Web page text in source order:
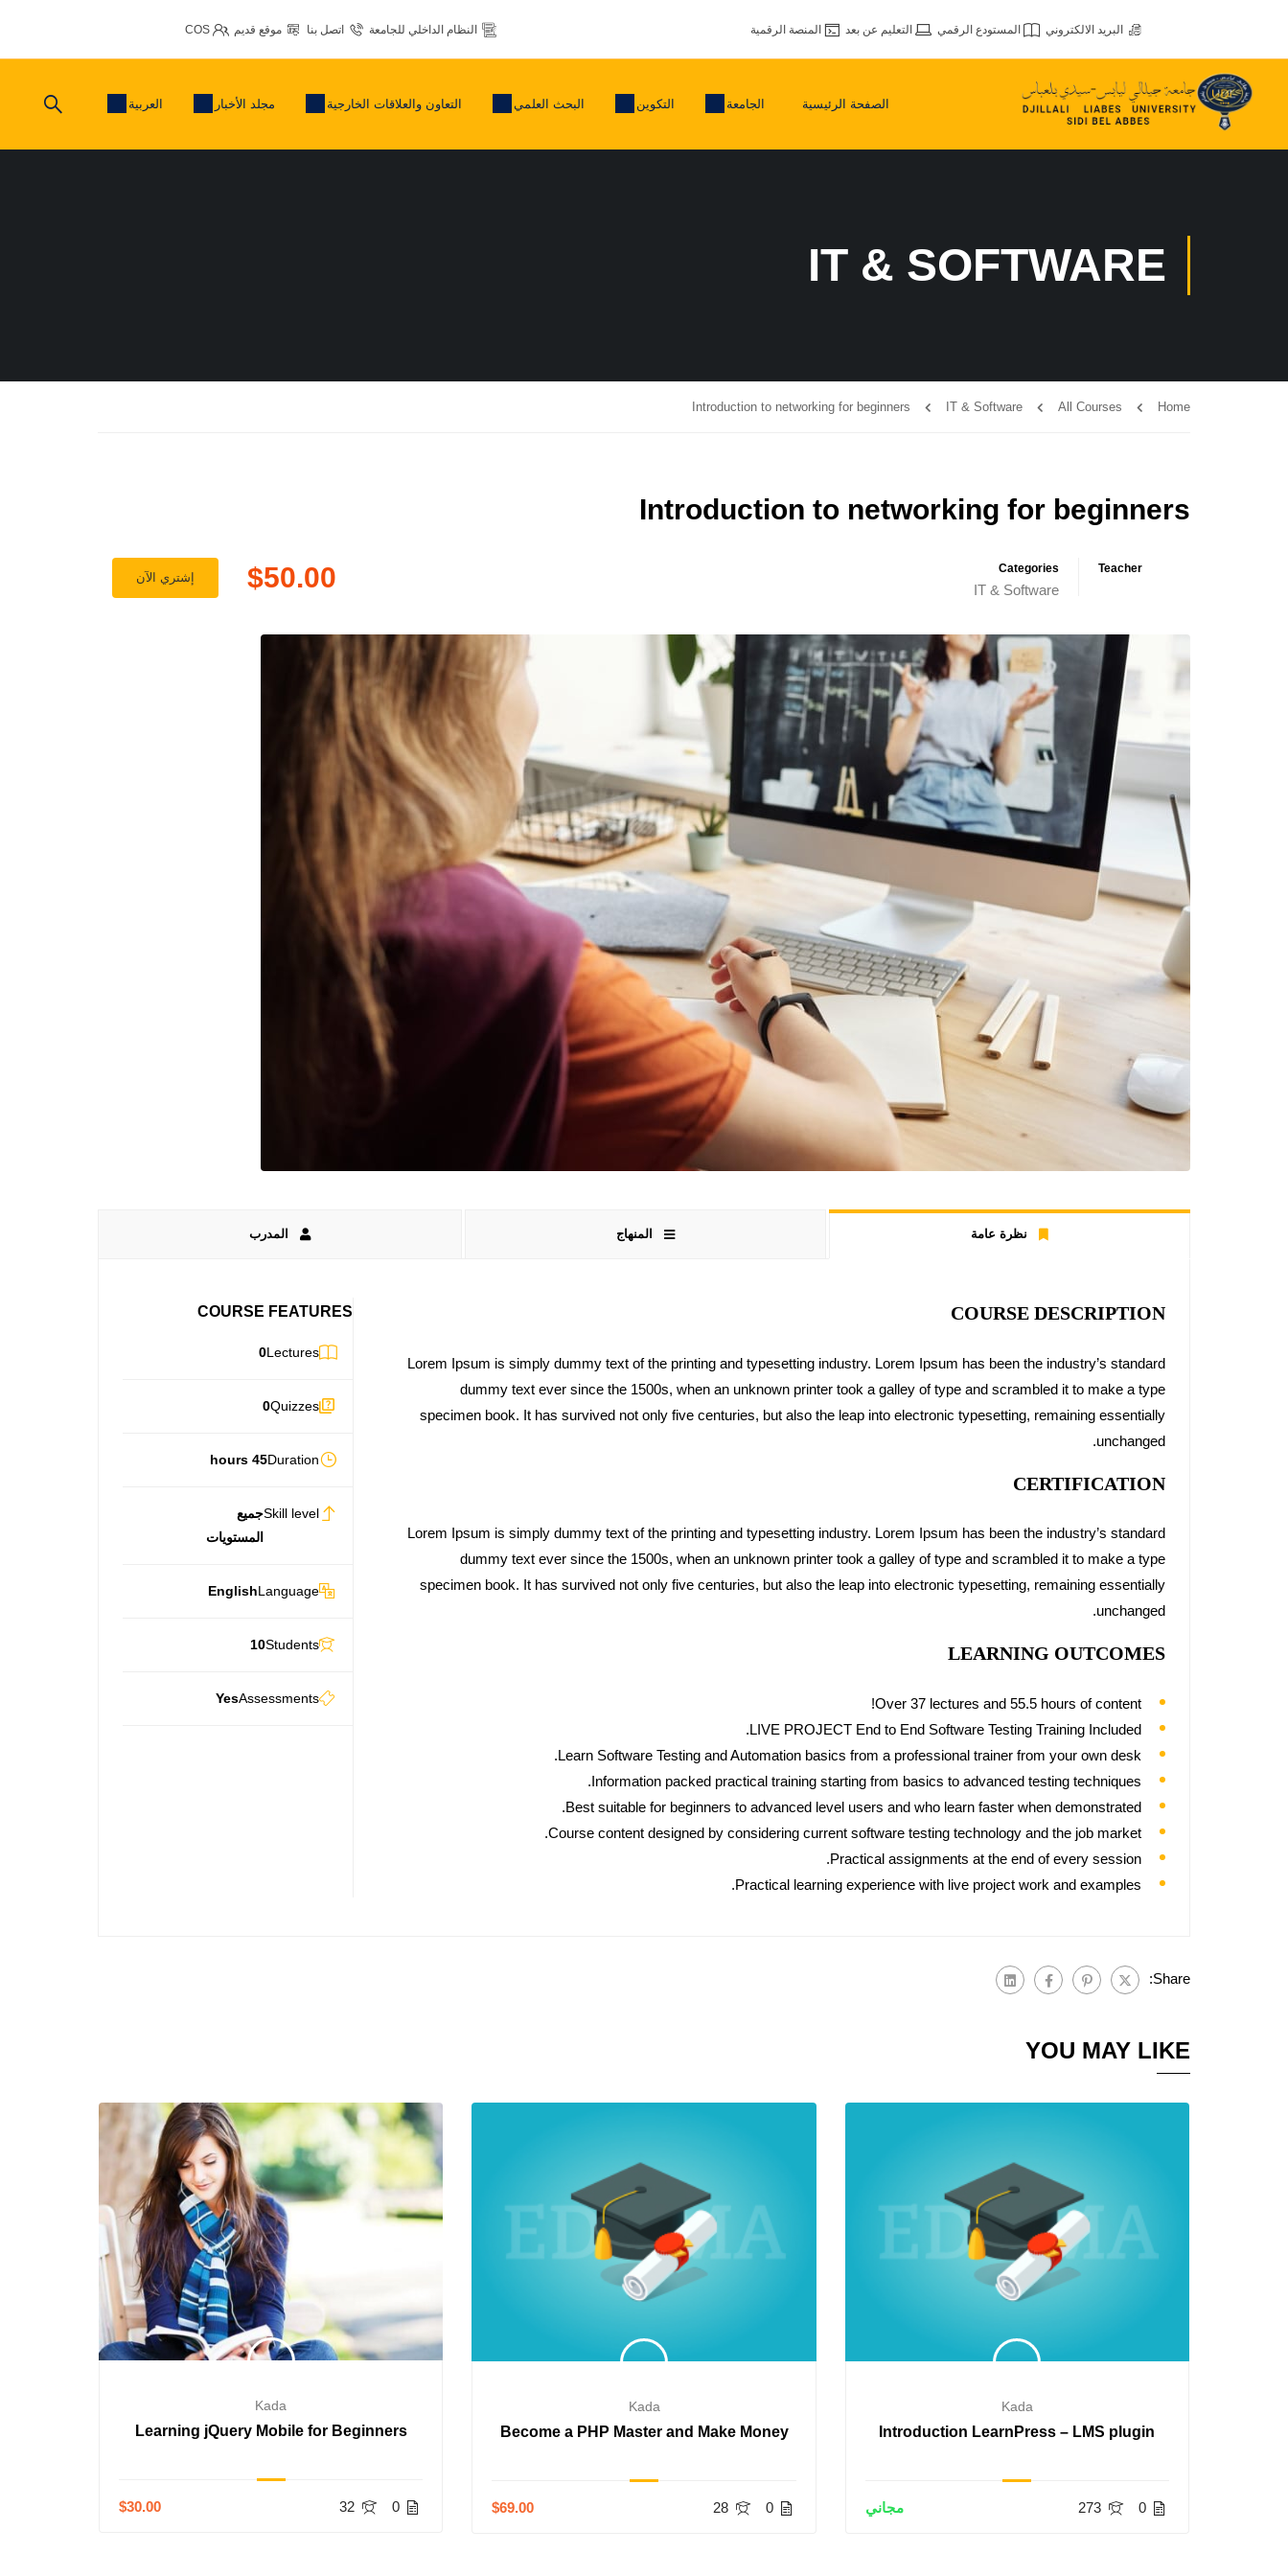
البريد الالكتروني المستودع الرقمي التعليم عن بعد المنصة الرقمية النظام الداخلي للجامعة اتصل بنا موقع قديم COS
الصفحة الرئيسية الجامعة التكوين البحث العلمي التعاون والعلاقات الخارجية مجلد الأخبار العربية
IT & SOFTWARE
Home
All Courses
IT & Software
Introduction to networking for beginners
Introduction to networking for beginners
Teacher
Categories
IT & Software
$50.00 إشتري الآن
نظرة عامة المنهاج المدرب
COURSE DESCRIPTION
Lorem Ipsum is simply dummy text of the printing and typesetting industry. Lorem Ipsum has been the industry’s standard
dummy text ever since the 1500s, when an unknown printer took a galley of type and scrambled it to make a type
specimen book. It has survived not only five centuries, but also the leap into electronic typesetting, remaining essentially
unchanged.
CERTIFICATION
Lorem Ipsum is simply dummy text of the printing and typesetting industry. Lorem Ipsum has been the industry’s standard
dummy text ever since the 1500s, when an unknown printer took a galley of type and scrambled it to make a type
specimen book. It has survived not only five centuries, but also the leap into electronic typesetting, remaining essentially
unchanged.
LEARNING OUTCOMES
Over 37 lectures and 55.5 hours of content!
LIVE PROJECT End to End Software Testing Training Included.
Learn Software Testing and Automation basics from a professional trainer from your own desk.
Information packed practical training starting from basics to advanced testing techniques.
Best suitable for beginners to advanced level users and who learn faster when demonstrated.
Course content designed by considering current software testing technology and the job market.
Practical assignments at the end of every session.
Practical learning experience with live project work and examples.
COURSE FEATURES
Lectures
0
Quizzes
0
Duration
45 hours
Skill levelجميع
المستويات
Language
English
Students
10
Assessments
Yes
Share:
YOU MAY LIKE
Kada
Introduction LearnPress – LMS plugin
0 مجاني
Kada
Become a PHP Master and Make Money
0
28
$69.00
Kada
Learning jQuery Mobile for Beginners
0
$30.00